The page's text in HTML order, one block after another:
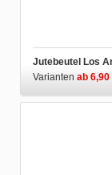
Jutebeutel Los
Varianten ab 6,90